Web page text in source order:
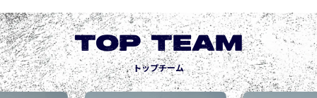
TOP TEAM
トップチーム